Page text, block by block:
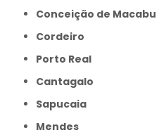
Conceição de Macabu
Cordeiro
Porto Real
Cantagalo
Sapucaia
Mendes